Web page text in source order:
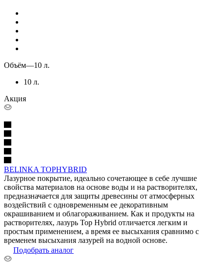
Объём—10 л.
10 л.
Акция
BELINKA TOPHYBRID
Лазурное покрытие, идеально сочетающее в себе лучшие
свойства материалов на основе воды и на растворителях,
предназначается для защиты древесины от атмосферных
воздействий с одновременным ее декоративным
окрашиванием и облагораживанием. Как и продукты на
растворителях, лазурь Top Hybrid отличается легким и
простым применением, а время ее высыхания сравнимо с
временем высыхания лазурей на водной основе.
Подобрать аналог